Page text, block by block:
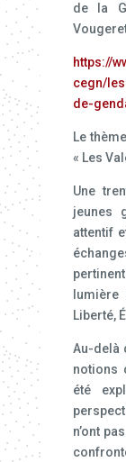
de la
https://
cegn/
de-
Le
« Les
Une
jeunes
attentif
Liberté,
Au-delà
notions
été
n’ont